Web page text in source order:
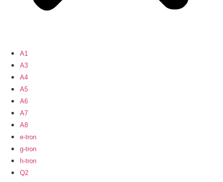
A1
A3
A4
A5
A6
A7
A8
e-tron
g-tron
h-tron
Q2